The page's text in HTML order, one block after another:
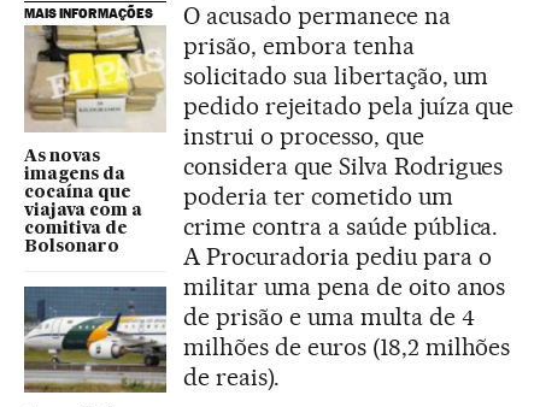
MAIS INFORMAÇÕES
As novas
imagens da
cocaína que
viajava com a
comitiva de
Bolsonaro
O acusado permanece na
prisão, embora tenha
solicitado sua libertação, um
pedido rejeitado pela juíza que
instrui o processo, que
considera que Silva Rodrigues
poderia ter cometido um
crime contra a saúde pública.
A Procuradoria pediu para o
militar uma pena de oito anos
de prisão e uma multa de 4
milhões de euros (18,2 milhões
de reais).